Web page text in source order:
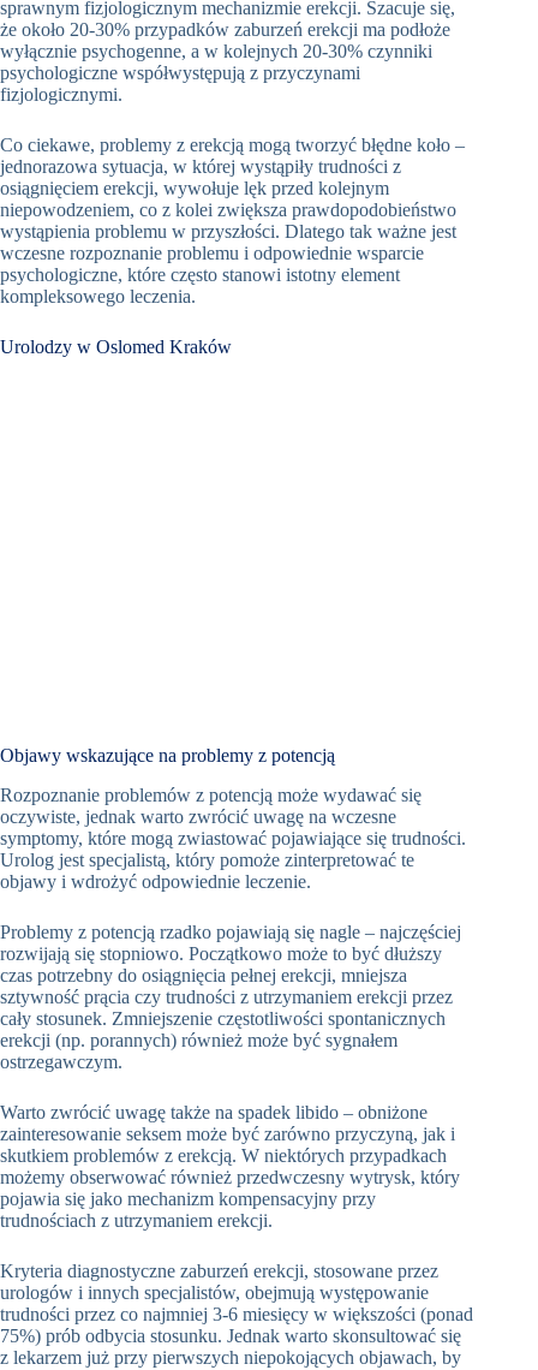
sprawnym fizjologicznym mechanizmie erekcji. Szacuje się,
że około 20-30% przypadków zaburzeń erekcji ma podłoże
wyłącznie psychogenne, a w kolejnych 20-30% czynniki
psychologiczne współwystępują z przyczynami
fizjologicznymi.
Co ciekawe, problemy z erekcją mogą tworzyć błędne koło –
jednorazowa sytuacja, w której wystąpiły trudności z
osiągnięciem erekcji, wywołuje lęk przed kolejnym
niepowodzeniem, co z kolei zwiększa prawdopodobieństwo
wystąpienia problemu w przyszłości. Dlatego tak ważne jest
wczesne rozpoznanie problemu i odpowiednie wsparcie
psychologiczne, które często stanowi istotny element
kompleksowego leczenia.
Urolodzy w Oslomed Kraków
Objawy wskazujące na problemy z potencją
Rozpoznanie problemów z potencją może wydawać się
oczywiste, jednak warto zwrócić uwagę na wczesne
symptomy, które mogą zwiastować pojawiające się trudności.
Urolog jest specjalistą, który pomoże zinterpretować te
objawy i wdrożyć odpowiednie leczenie.
Problemy z potencją rzadko pojawiają się nagle – najczęściej
rozwijają się stopniowo. Początkowo może to być dłuższy
czas potrzebny do osiągnięcia pełnej erekcji, mniejsza
sztywność prącia czy trudności z utrzymaniem erekcji przez
cały stosunek. Zmniejszenie częstotliwości spontanicznych
erekcji (np. porannych) również może być sygnałem
ostrzegawczym.
Warto zwrócić uwagę także na spadek libido – obniżone
zainteresowanie seksem może być zarówno przyczyną, jak i
skutkiem problemów z erekcją. W niektórych przypadkach
możemy obserwować również przedwczesny wytrysk, który
pojawia się jako mechanizm kompensacyjny przy
trudnościach z utrzymaniem erekcji.
Kryteria diagnostyczne zaburzeń erekcji, stosowane przez
urologów i innych specjalistów, obejmują występowanie
trudności przez co najmniej 3-6 miesięcy w większości (ponad
75%) prób odbycia stosunku. Jednak warto skonsultować się
z lekarzem już przy pierwszych niepokojących objawach, by